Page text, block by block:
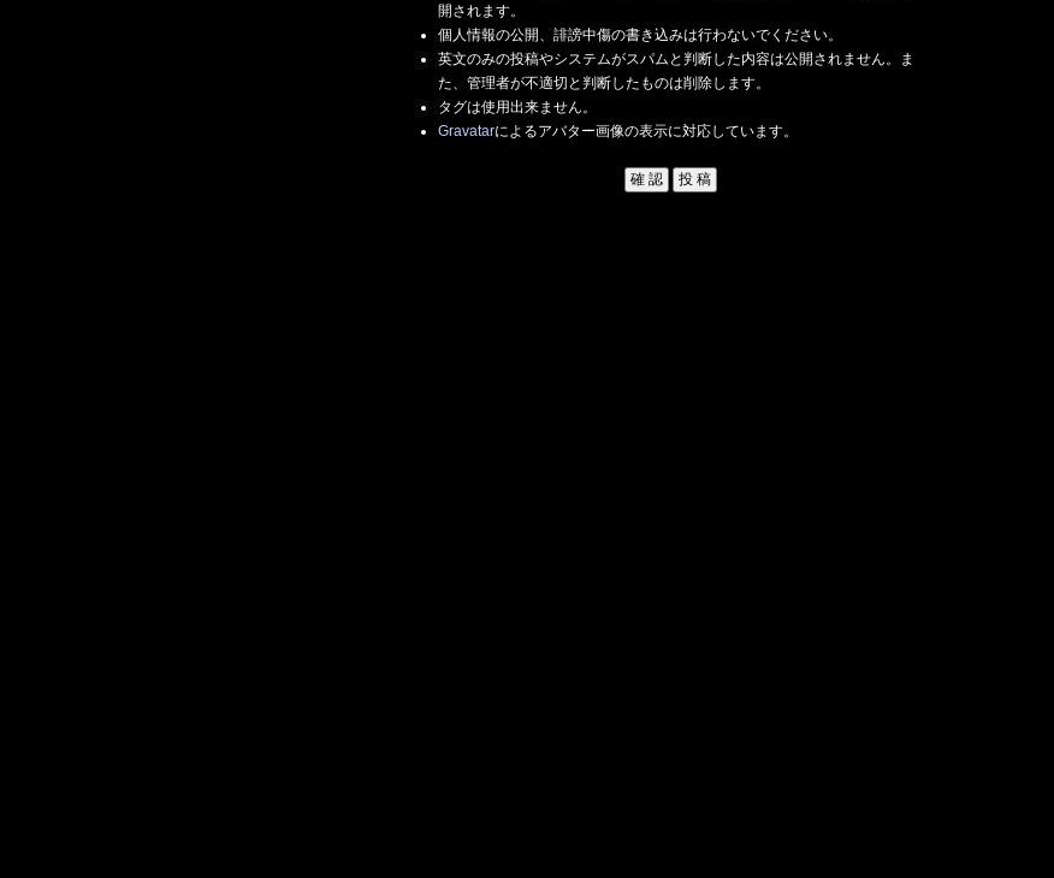
開されます。
個人情報の公開、誹謗中傷の書き込みは行わないでください。
英文のみの投稿やシステムがスパムと判断した内容は公開されません。ま
た、管理者が不適切と判断したものは削除します。
タグは使用出来ません。
Gravatarによるアバター画像の表示に対応しています。